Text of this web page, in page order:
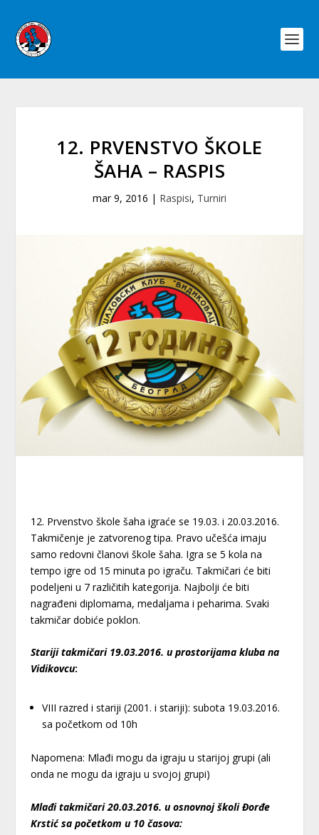
12. PRVENSTVO ŠKOLE
ŠAHA – RASPIS
mar 9, 2016 | Raspisi, Turniri
12. Prvenstvo škole šaha igraće se 19.03. i 20.03.2016.
Takmičenje je zatvorenog tipa. Pravo učešća imaju
samo redovni članovi škole šaha. Igra se 5 kola na
tempo igre od 15 minuta po igraču. Takmičari će biti
podeljeni u 7 različitih kategorija. Najbolji će biti
nagrađeni diplomama, medaljama i peharima. Svaki
takmičar dobiće poklon.
Stariji takmičari 19.03.2016. u prostorijama kluba na
Vidikovcu:
VIII razred i stariji (2001. i stariji): subota 19.03.2016.
sa početkom od 10h
Napomena: Mlađi mogu da igraju u starijoj grupi (ali
onda ne mogu da igraju u svojoj grupi)
Mlađi takmičari 20.03.2016. u osnovnoj školi Đorđe
Krstić sa početkom u 10 časova: